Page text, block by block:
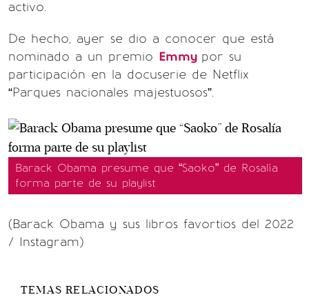
activo.
De hecho, ayer se dio a conocer que está
nominado a un premio Emmy por su
participación en la docuserie de Netflix
“Parques nacionales majestuosos”.
Barack Obama presume que “Saoko” de Rosalía
forma parte de su playlist
(Barack Obama y sus libros favortios del 2022
/ Instagram)
TEMAS RELACIONADOS